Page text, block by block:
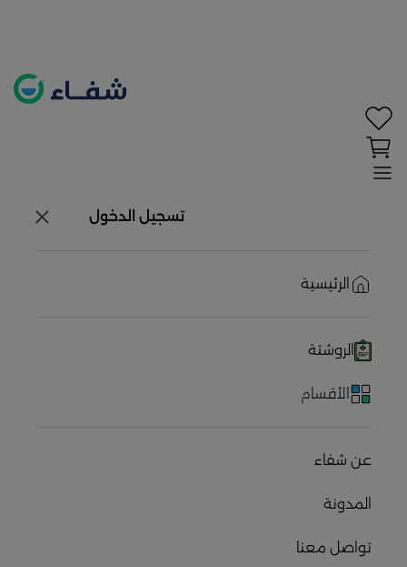
تسجيل الدخول
الرئيسية
الروشتة
الأقسام
عن شفاء
المدونة
تواصل معنا